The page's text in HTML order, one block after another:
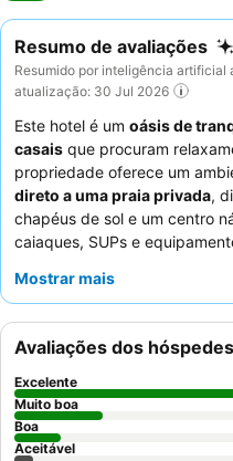
Resumo de avaliações
Resumido por inteligência artificial
atualização: 30 Jul 2026
Este hotel é um oásis de
casais que procuram
propriedade oferece um
direto a uma praia privada,
chapéus de sol e um centro
caiaques, SUPs e
profissional e atencioso,
Sardenha
. Para uma estadia
um quarto virado para o jardim.
Mostrar mais
Avaliações dos hóspedes
Excelente
Muito boa
Boa
Aceitável